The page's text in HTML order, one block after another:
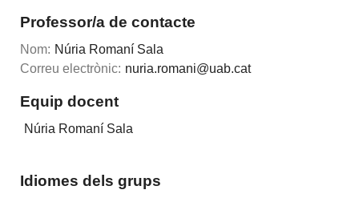
Professor/a de contacte
Nom: Núria Romaní Sala
Correu electrònic: nuria.romani@uab.cat
Equip docent
Núria Romaní Sala
Idiomes dels grups